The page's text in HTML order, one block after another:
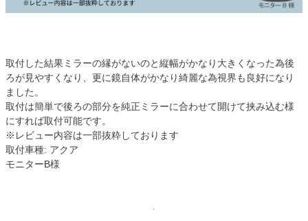
取付した結果ミラーの縁がないのと縦幅がかなり大きくなった為後
ろが見やすくなり、更に鏡自体がかなり綺麗な為視界も良好になり
ました。
取付は簡単で後ろの部分を純正ミラーに合わせて開けて挟み込む様
にすれば取付可能です。
※レビュー内容は一部抜粋しております
取付車種: アクア
モニターB様